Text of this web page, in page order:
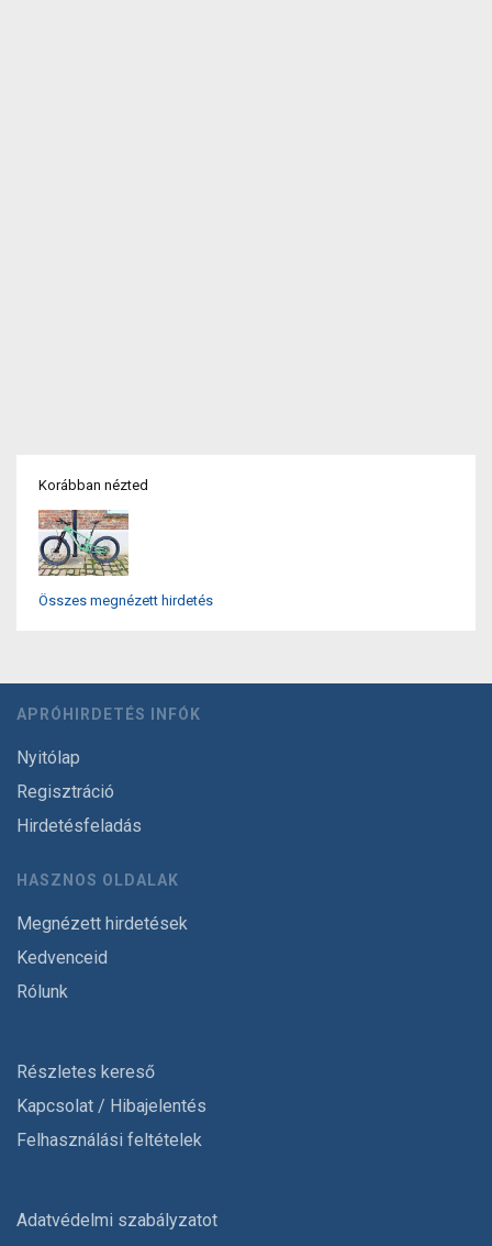
Korábban nézted
Összes megnézett hirdetés
APRÓHIRDETÉS INFÓK
Nyitólap
Regisztráció
Hirdetésfeladás
HASZNOS OLDALAK
Megnézett hirdetések
Kedvenceid
Rólunk
Részletes kereső
Kapcsolat / Hibajelentés
Felhasználási feltételek
Adatvédelmi szabályzatot